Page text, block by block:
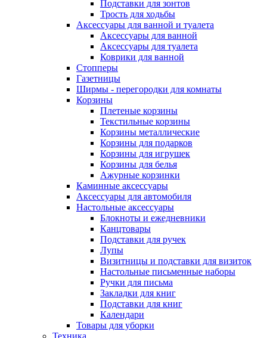
Подставки для зонтов
Трость для ходьбы
Аксессуары для ванной и туалета
Аксессуары для ванной
Аксессуары для туалета
Коврики для ванной
Стопперы
Газетницы
Ширмы - перегородки для комнаты
Корзины
Плетеные корзины
Текстильные корзины
Корзины металлические
Корзины для подарков
Корзины для игрушек
Корзины для белья
Ажурные корзинки
Каминные аксессуары
Аксессуары для автомобиля
Настольные аксессуары
Блокноты и ежедневники
Канцтовары
Подставки для ручек
Лупы
Визитницы и подставки для визиток
Настольные письменные наборы
Ручки для письма
Закладки для книг
Подставки для книг
Календари
Товары для уборки
Техника